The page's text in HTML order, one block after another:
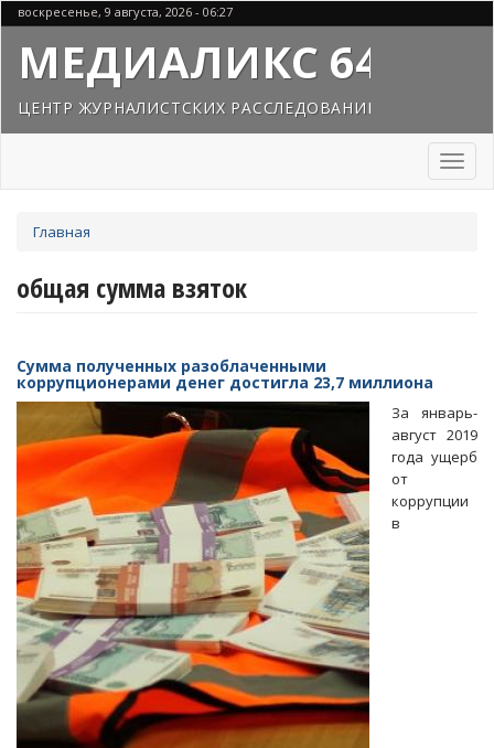
Перейти
к
основному
содержанию
воскресенье, 9 августа, 2026 - 06:27
МЕДИАЛИКС 64
ЦЕНТР ЖУРНАЛИСТСКИХ РАССЛЕДОВАНИЙ
Toggle
здесь
Главная
общая сумма взяток
Сумма полученных разоблаченными
коррупционерами денег достигла 23,7 миллиона
За январь-
август 2019
года ущерб
от
коррупции
в